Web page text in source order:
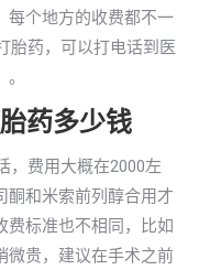
每个地方的收费都不一
胎药，可以打电话到医
药多少钱
，费用大概在2000左
酮和米索前列醇合用才
费标准也不相同，比如
微贵，建议在手术之前